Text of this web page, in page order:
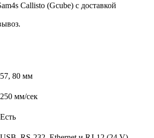
Callisto (Gcube) с доставкой
57, 80 мм
250 мм/сек
Есть